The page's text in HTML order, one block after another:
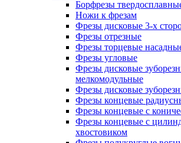
Борфрезы
Ножи к фрезам
Фрезы дисковые 3-х
Фрезы отрезные
Фрезы торцевые
Фрезы угловые
Фрезы дисковые
мелкомодульные
Фрезы дисковые
Фрезы концевые
Фрезы концевые с
Фрезы концевые с
хвостовиком